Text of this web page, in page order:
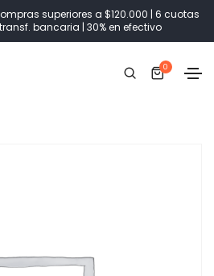
superiores a $120.000 | 6 cuotas
bancaria | 30% en efectivo
0